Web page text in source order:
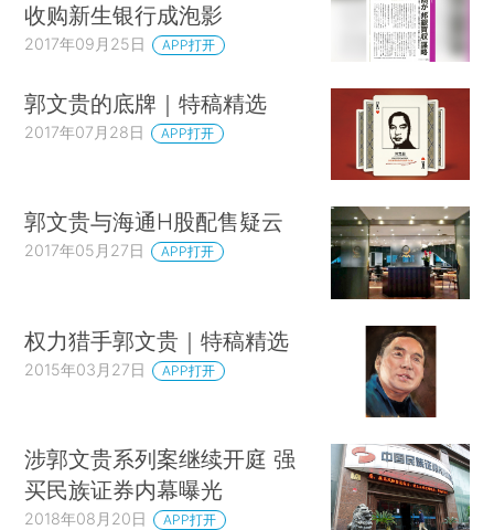
收购新生银行成泡影
2017年09月25日 APP打开
郭文贵的底牌｜特稿精选
2017年07月28日 APP打开
郭文贵与海通H股配售疑云
2017年05月27日 APP打开
权力猎手郭文贵｜特稿精选
2015年03月27日 APP打开
涉郭文贵系列案继续开庭 强
买民族证券内幕曝光
2018年08月20日 APP打开